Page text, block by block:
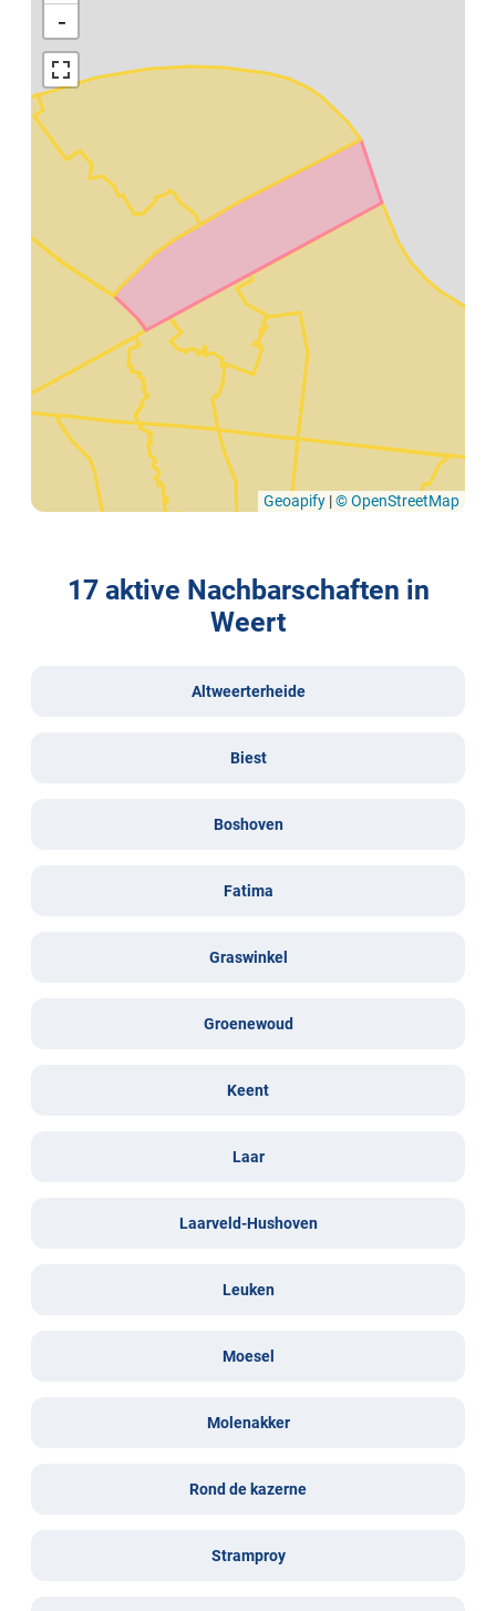
−
Geoapify |© OpenStreetMap
17 aktive Nachbarschaften in
Weert
Altweerterheide
Biest
Boshoven
Fatima
Graswinkel
Groenewoud
Keent
Laar
Laarveld-Hushoven
Leuken
Moesel
Molenakker
Rond de kazerne
Stramproy